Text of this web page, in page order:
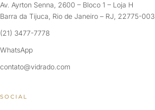
Av. Ayrton Senna, 2600 – Bloco 1 – Loja H
Barra da Tijuca, Rio de Janeiro – RJ, 22775-003
(21) 3477-7778
WhatsApp
contato@vidrado.com
SOCIAL